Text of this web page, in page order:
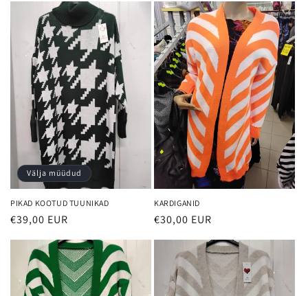
Välja müüdud
PIKAD KOOTUD TUUNIKAD
€39,00 EUR
KARDIGANID
€30,00 EUR